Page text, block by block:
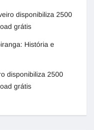
disponibiliza 2500
grátis
História e
disponibiliza 2500
grátis